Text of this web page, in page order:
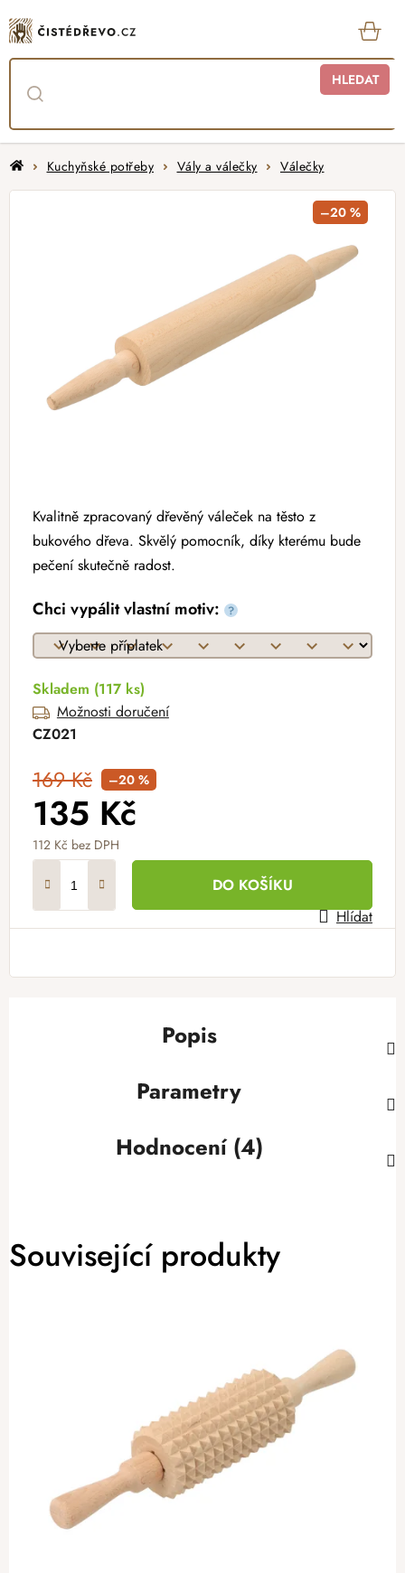
na
obsah
HLEDAT
DomůKuchyňské potřeby Vály a válečky Válečky
Kvalitně zpracovaný dřevěný váleček na těsto z
bukového dřeva. Skvělý pomocník, díky kterému bude
pečení skutečně radost.
Chci vypálit vlastní motiv: ?
Skladem (117 ks)
Možnosti doručení
CZ021
169 Kč –20 %
135 Kč
112 Kč bez DPH
DO KOŠÍKU
Hlídat
–20 %
Popis
Parametry
Hodnocení (4)
Související produkty